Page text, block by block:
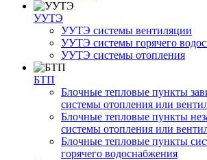
УУТЭ
УУТЭ системы вентиляции
УУТЭ системы горячего
УУТЭ системы отопления
БТП
Блочные тепловые пункты
системы отопления или
Блочные тепловые пункты
системы отопления или
Блочные тепловые пункты
горячего водоснабжения